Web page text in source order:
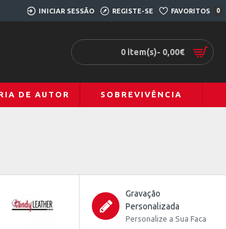
INICIAR SESSÃO REGISTE-SE FAVORITOS 0
0 item(s)- 0,00€
DE AUTOR SOBREVIVÊNCIA
Gravação
Personalizada
Personalize a Sua Faca